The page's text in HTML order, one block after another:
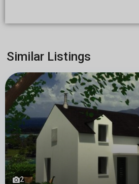
Similar Listings
2